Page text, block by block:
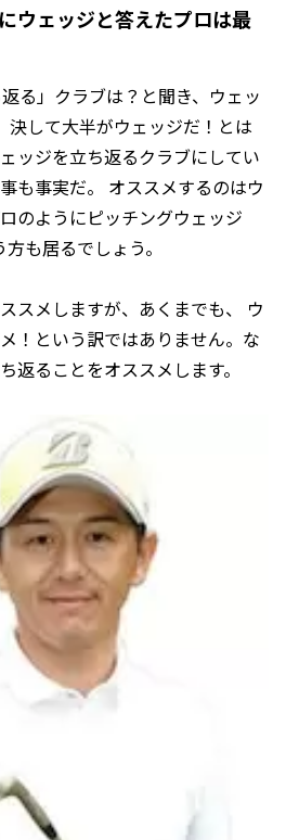
ウェッジと答えたプロは最
る」クラブは？と聞き、ウェッ
決して大半がウェッジだ！とは
ッジを立ち返るクラブにしてい
も事実だ。 オススメするのはウ
のようにピッチングウェッジ
方も居るでしょう。
スメしますが、あくまでも、 ウ
！という訳ではありません。な
返ることをオススメします。